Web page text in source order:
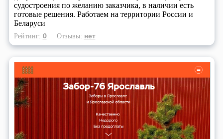
судостроения по желанию заказчика, в наличии есть
готовые решения. Работаем на территории России и
Беларуси
Рейтинг: 0 Отзывы: нет